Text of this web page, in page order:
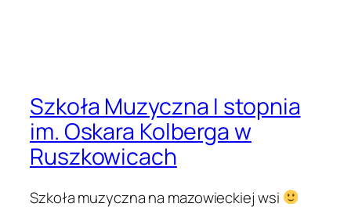
Szkoła Muzyczna I stopnia
im. Oskara Kolberga w
Ruszkowicach
Szkoła muzyczna na mazowieckiej wsi